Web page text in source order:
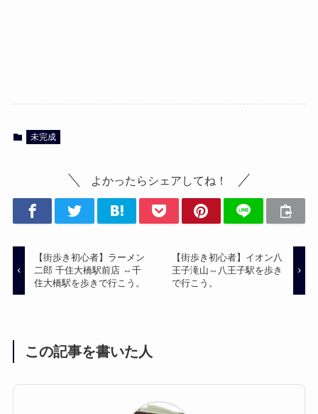
未完成
よかったらシェアしてね！
【街歩き初心者】ラーメン
二郎 千住大橋駅前店 ⇔千
住大橋駅を歩きで行こう。
【街歩き初心者】イオン八
王子滝山⇔八王子駅を歩き
で行こう。
この記事を書いた人